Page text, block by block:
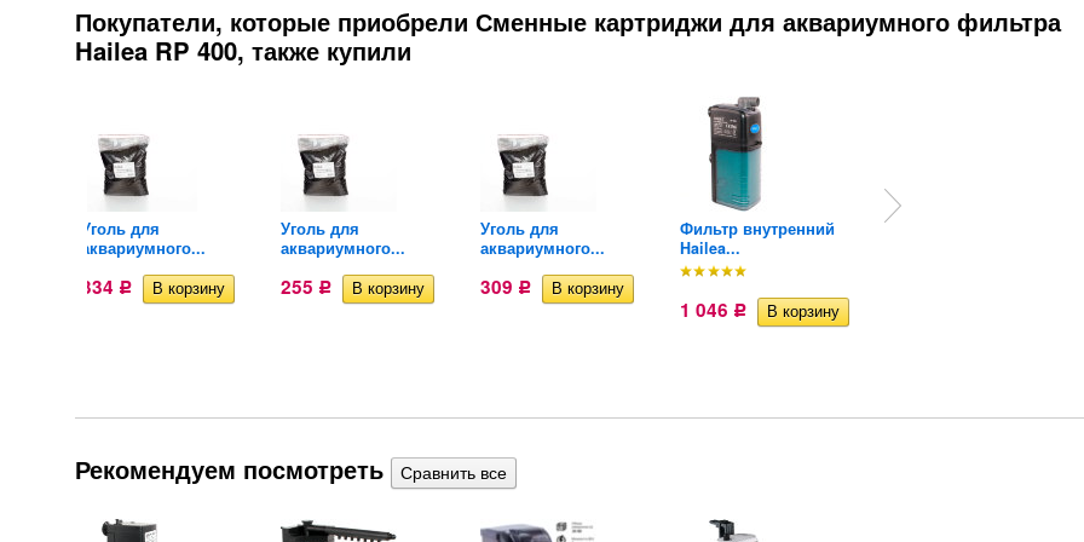
Покупатели, которые приобрели Сменные картриджи для аквариумного фильтра
Hailea RP 400, также купили
Уголь для
аквариумного...
334 Р
Уголь для
аквариумного...
255 Р
Уголь для
аквариумного...
309 Р
Фильтр внутренний
Hailea...
1 046 Р
Фильтр внутренний
Рекомендуем посмотреть